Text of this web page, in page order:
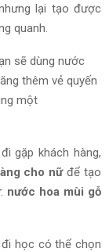
lại tạo được
quanh.
sẽ dùng nước
thêm vẻ quyến
một
gặp khách hàng,
cho nữđể tạo
nước hoa mùi gỗ
học có thể chọn